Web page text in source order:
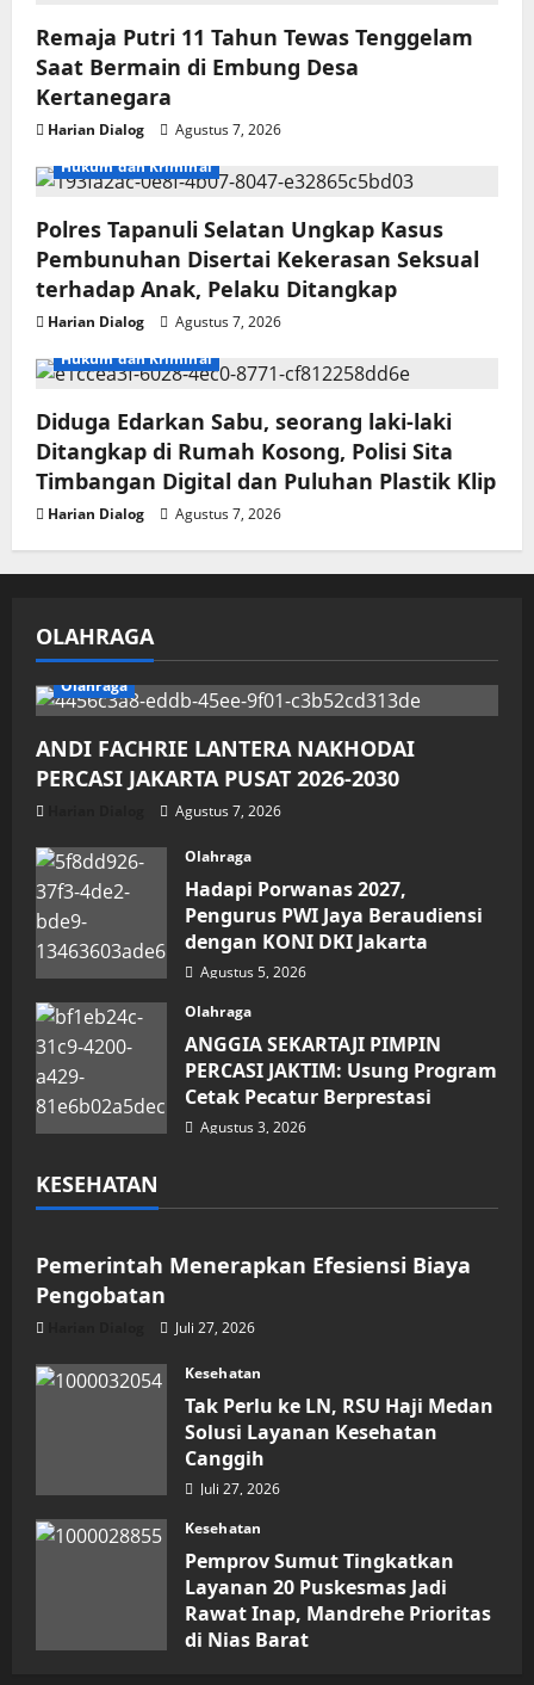
Remaja Putri 11 Tahun Tewas Tenggelam
Saat Bermain di Embung Desa
Kertanegara
Harian Dialog
Agustus 7, 2026
Hukum dan Kriminal
Polres Tapanuli Selatan Ungkap Kasus
Pembunuhan Disertai Kekerasan Seksual
terhadap Anak, Pelaku Ditangkap
Harian Dialog
Agustus 7, 2026
Hukum dan Kriminal
Diduga Edarkan Sabu, seorang laki-laki
Ditangkap di Rumah Kosong, Polisi Sita
Timbangan Digital dan Puluhan Plastik Klip
Harian Dialog Agustus 7, 2026
OLAHRAGA
Olahraga
ANDI FACHRIE LANTERA NAKHODAI
PERCASI JAKARTA PUSAT 2026-2030
Agustus 7, 2026
Olahraga
Hadapi Porwanas 2027,
Pengurus PWI Jaya Beraudiensi
dengan KONI DKI Jakarta
Agustus 5, 2026
Olahraga
ANGGIA SEKARTAJI PIMPIN
PERCASI JAKTIM: Usung Program
Cetak Pecatur Berprestasi
Agustus 3, 2026
KESEHATAN
Kesehatan
Pemerintah Menerapkan Efesiensi Biaya
Pengobatan
Juli 27, 2026
Kesehatan
Tak Perlu ke LN, RSU Haji Medan
Solusi Layanan Kesehatan
Canggih
Juli 27, 2026
Kesehatan
Pemprov Sumut Tingkatkan
Layanan 20 Puskesmas Jadi
Rawat Inap, Mandrehe Prioritas
di Nias Barat